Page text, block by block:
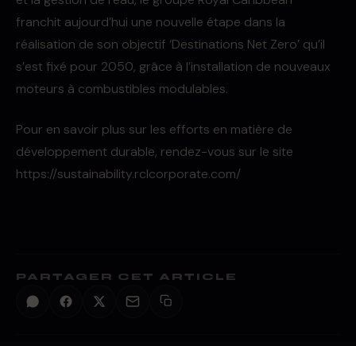
franchit aujourd’hui une nouvelle étape dans la
réalisation de son objectif ‘Destinations Net Zero’ qu’il
s’est fixé pour 2050, grâce à l’installation de nouveaux
moteurs à combustibles modulables.
Pour en savoir plus sur les efforts en matière de
développement durable, rendez-vous sur le site
https://sustainability.rclcorporate.com/
PARTAGER CET ARTICLE